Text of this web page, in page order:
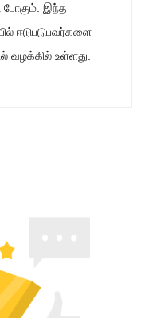
போகும். இந்த
ஈடுபடுபவர்களை
வழக்கில் உள்ளது.